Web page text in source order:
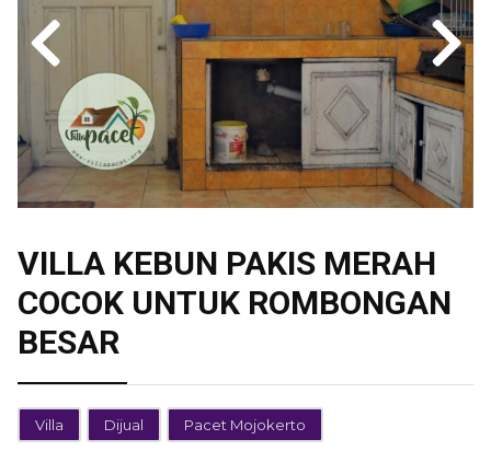
VILLA KEBUN PAKIS MERAH
COCOK UNTUK ROMBONGAN
BESAR
Villa Dijual Pacet Mojokerto